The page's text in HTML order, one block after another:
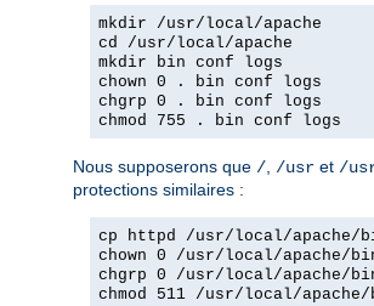
mkdir /usr/local/apache
cd /usr/local/apache
mkdir bin conf logs
chown 0 . bin conf logs
chgrp 0 . bin conf logs
chmod 755 . bin conf logs
Nous supposerons que /, /usr et /
protections similaires :
cp httpd /usr/local/apache/
chown 0 /usr/local/apache/
chgrp 0 /usr/local/apache/
chmod 511 /usr/local/